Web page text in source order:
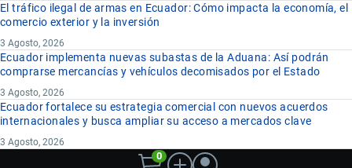
El tráfico ilegal de armas en Ecuador: Cómo impacta la economía, el
comercio exterior y la inversión
3 Agosto, 2026
Ecuador implementa nuevas subastas de la Aduana: Así podrán
comprarse mercancías y vehículos decomisados por el Estado
3 Agosto, 2026
Ecuador fortalece su estrategia comercial con nuevos acuerdos
internacionales y busca ampliar su acceso a mercados clave
3 Agosto, 2026
0